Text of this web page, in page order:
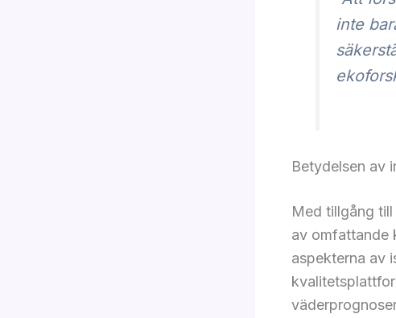
inte
Betydelsen av
Med tillgång
av omfattande
aspekterna av